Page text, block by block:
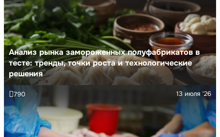
Анализ рынка замороженных полуфабрикатов в
тесте: тренды, точки роста и технологические
решения
13 июля '26
790